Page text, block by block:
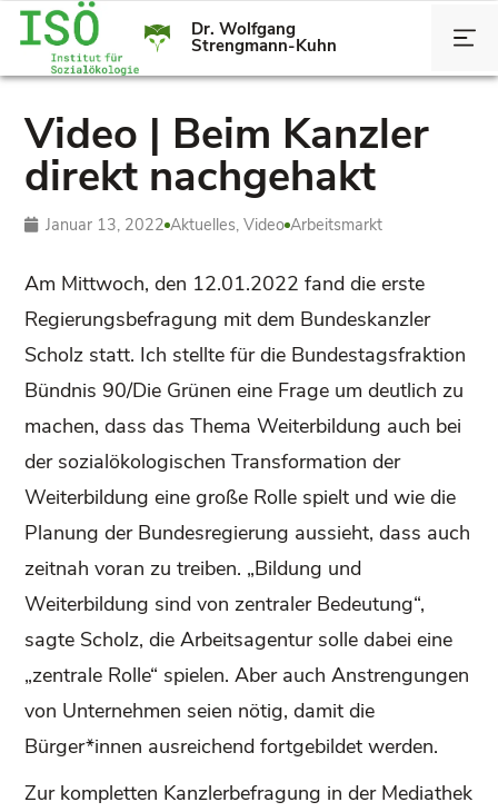
Dr. Wolfgang
Strengmann-Kuhn
Video | Beim Kanzler
direkt nachgehakt
Januar 13, 2022 Aktuelles,Video Arbeitsmarkt
Am Mittwoch, den 12.01.2022 fand die erste
Regierungsbefragung mit dem Bundeskanzler
Scholz statt. Ich stellte für die Bundestagsfraktion
Bündnis 90/Die Grünen eine Frage um deutlich zu
machen, dass das Thema Weiterbildung auch bei
der sozialökologischen Transformation der
Weiterbildung eine große Rolle spielt und wie die
Planung der Bundesregierung aussieht, dass auch
zeitnah voran zu treiben. „Bildung und
Weiterbildung sind von zentraler Bedeutung“,
sagte Scholz, die Arbeitsagentur solle dabei eine
„zentrale Rolle“ spielen. Aber auch Anstrengungen
von Unternehmen seien nötig, damit die
Bürger*innen ausreichend fortgebildet werden.
Zur kompletten Kanzlerbefragung in der Mediathek